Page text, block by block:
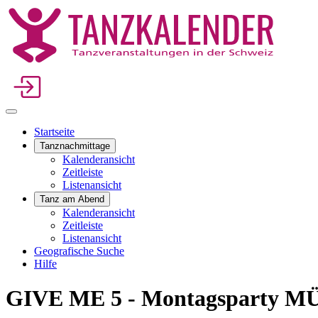
Startseite
Tanznachmittage
Kalenderansicht
Zeitleiste
Listenansicht
Tanz am Abend
Kalenderansicht
Zeitleiste
Listenansicht
Geografische Suche
Hilfe
GIVE ME 5 - Montagsparty